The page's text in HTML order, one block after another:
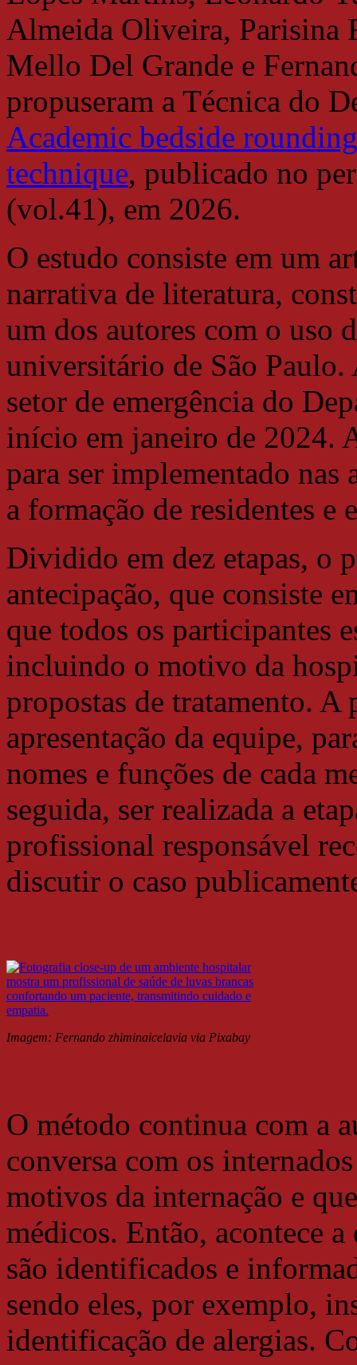
Almeida Oliveira, Parisina
Mello Del Grande e
propuseram a Técnica do
Academic bedside
technique, publicado no
(vol.41), em 2026.
O estudo consiste em um
narrativa de literatura,
um dos autores com o uso
universitário de São
setor de emergência do
início em janeiro de 2024.
para ser implementado
a formação de residentes e
Dividido em dez etapas, o
antecipação, que consiste
que todos os participantes
incluindo o motivo da
propostas de tratamento. A
apresentação da equipe,
nomes e funções de cada
seguida, ser realizada a
profissional responsável
discutir o caso
Imagem: Fernando zhiminaicelavia via Pixabay
O método continua com a
conversa com os
motivos da internação e
médicos. Então, acontece
são identificados e
sendo eles, por exemplo,
identificação de alergias.